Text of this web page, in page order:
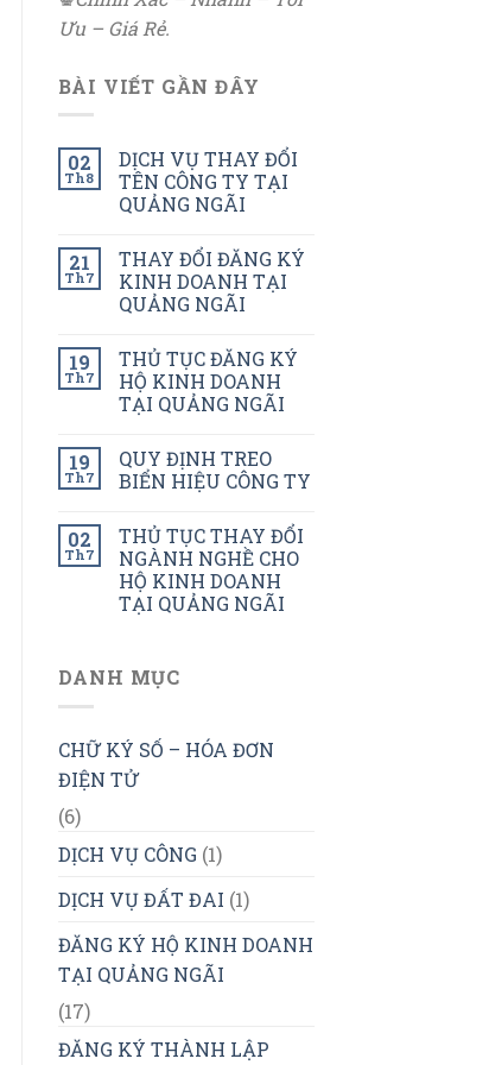
Ưu – Giá Rẻ.
BÀI VIẾT GẦN ĐÂY
02
Th8
DỊCH VỤ THAY ĐỔI
TÊN CÔNG TY TẠI
QUẢNG NGÃI
21
Th7
THAY ĐỔI ĐĂNG KÝ
KINH DOANH TẠI
QUẢNG NGÃI
19
Th7
THỦ TỤC ĐĂNG KÝ
HỘ KINH DOANH
TẠI QUẢNG NGÃI
19
Th7
QUY ĐỊNH TREO
BIỂN HIỆU CÔNG TY
02
Th7
THỦ TỤC THAY ĐỔI
NGÀNH NGHỀ CHO
HỘ KINH DOANH
TẠI QUẢNG NGÃI
DANH MỤC
CHỮ KÝ SỐ – HÓA ĐƠN
ĐIỆN TỬ
(6)
DỊCH VỤ CÔNG (1)
DỊCH VỤ ĐẤT ĐAI (1)
ĐĂNG KÝ HỘ KINH DOANH
TẠI QUẢNG NGÃI
(17)
ĐĂNG KÝ THÀNH LẬP